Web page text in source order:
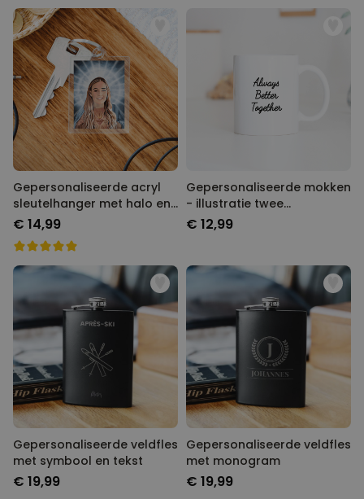
Gepersonaliseerde acryl
sleutelhanger met halo en
gezicht
€ 14,99
Gepersonaliseerde mokken
- illustratie twee
vriendinnen
€ 12,99
Gepersonaliseerde veldfles
met symbool en tekst
€ 19,99
Gepersonaliseerde veldfles
met monogram
€ 19,99